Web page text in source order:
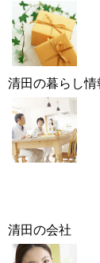
清田の暮らし情
清田の会社